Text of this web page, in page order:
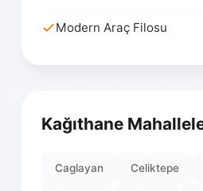
Modern Araç Filosu
Kağıthane
Caglayan Celiktepe